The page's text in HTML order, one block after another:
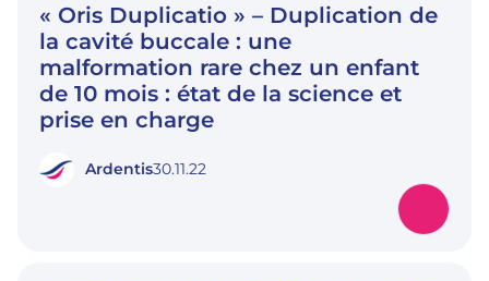
« Oris Duplicatio » – Duplication de
la cavité buccale : une
malformation rare chez un enfant
de 10 mois : état de la science et
prise en charge
Ardentis30.11.22